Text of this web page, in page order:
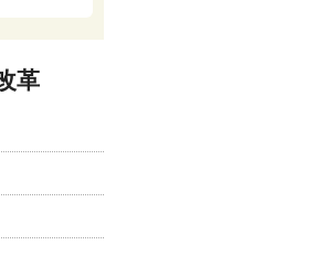
革